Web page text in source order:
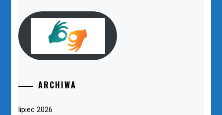
ARCHIWA
lipiec 2026